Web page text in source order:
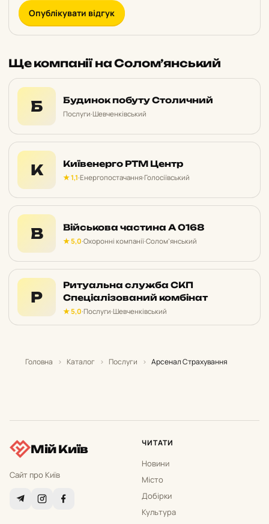
Опублікувати відгук
Ще компанії на Солом’янський
Б Будинок побуту Столичний
Послуги·Шевченківський
К Київенерго РТМ Центр
★ 1,1·Енергопостачання·Голосіївський
В Військова частина А 0168
★ 5,0·Охоронні компанії·Солом’янський
Р
Ритуальна служба СКП
Спеціалізований комбінат
★ 5,0·Послуги·Шевченківський
Головна › Каталог › Послуги › Арсенал Страхування
Мій Київ
Сайт про Київ
ЧИТАТИ
Новини
Місто
Добірки
Культура